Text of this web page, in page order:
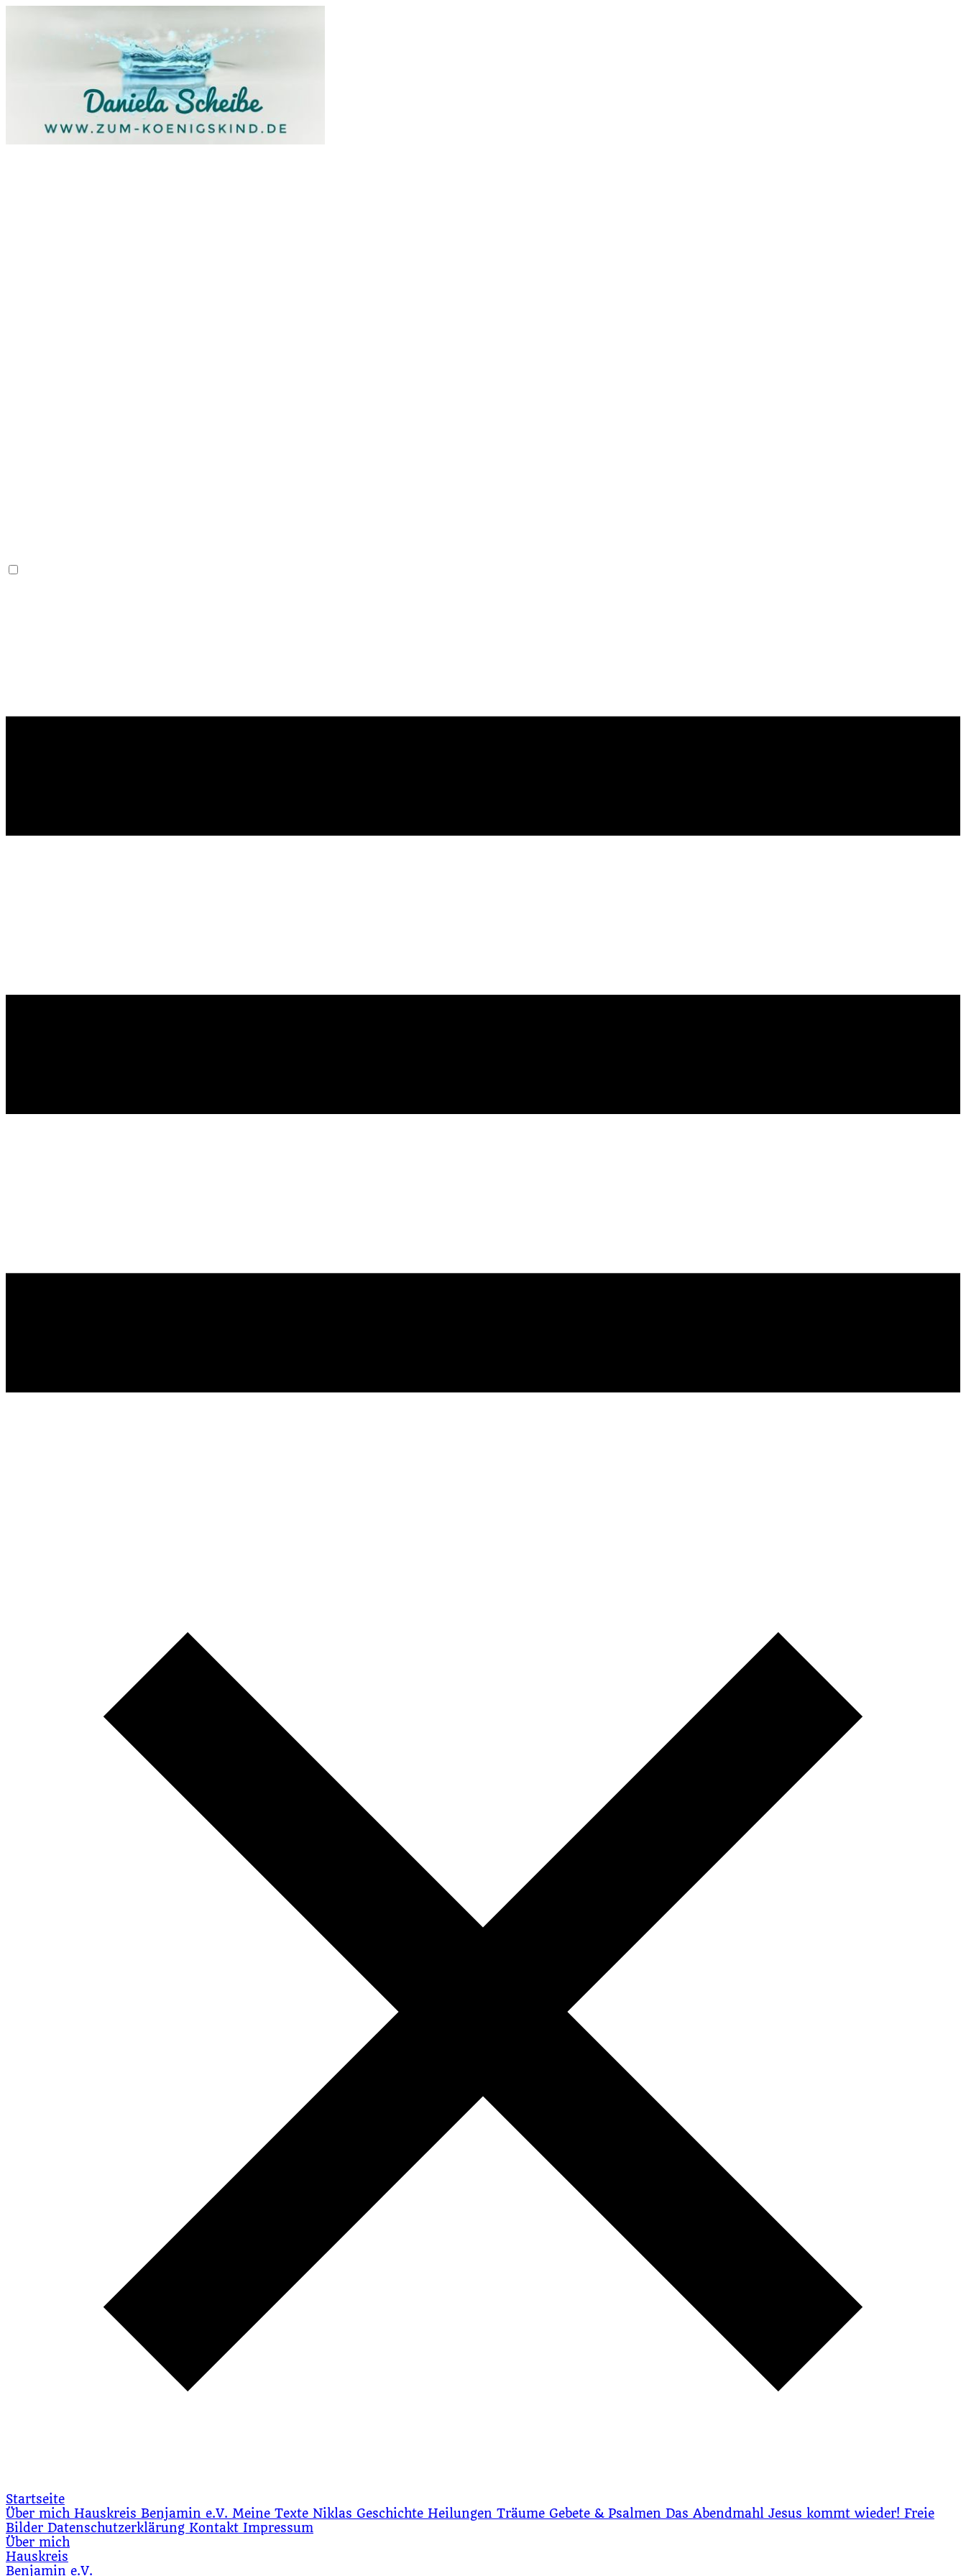
Startseite
Über mich Hauskreis Benjamin e.V. Meine Texte Niklas Geschichte Heilungen Träume Gebete & Psalmen Das Abendmahl Jesus kommt wieder! Freie
Bilder Datenschutzerklärung Kontakt Impressum
Über mich
Hauskreis
Benjamin e.V.